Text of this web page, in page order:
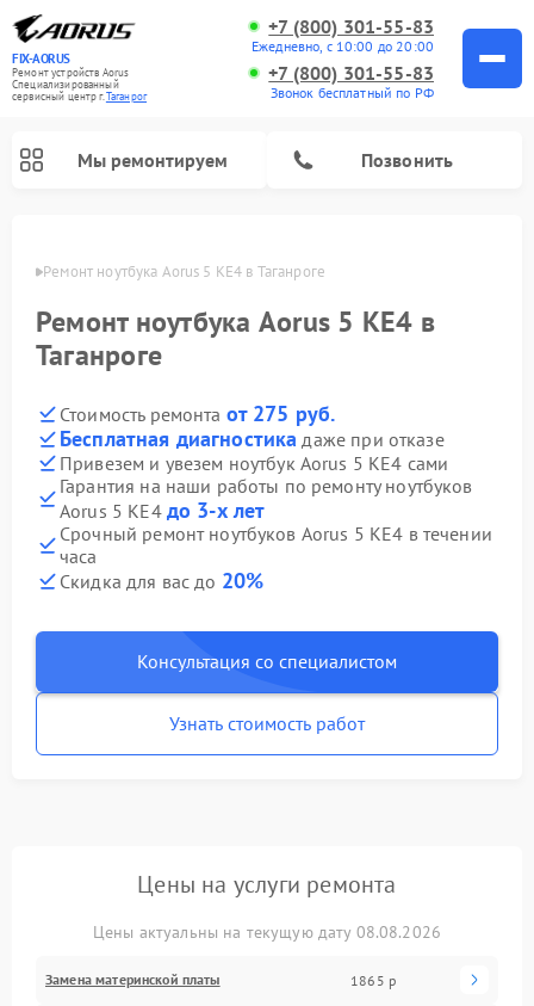
FIX-AORUS
Ремонт устройств Aorus
Специализированный
cервисный центр г.Таганрог
+7 (800) 301-55-83
Ежедневно, с 10:00 до 20:00
+7 (800) 301-55-83
Звонок бесплатный по РФ
Мы ремонтируем Позвонить
Ремонт ноутбука Aorus 5 KE4 в Таганроге
Ремонт ноутбука Aorus 5 KE4 в
Таганроге
Стоимость ремонта от 275 руб.
Бесплатная диагностика даже при отказе
Привезем и увезем ноутбук Aorus 5 KE4 сами
Гарантия на наши работы по ремонту ноутбуков
Aorus 5 KE4 до 3-х лет
Срочный ремонт ноутбуков Aorus 5 KE4 в течении
часа
Скидка для вас до 20%
Консультация со специалистом
Узнать стоимость работ
Цены на услуги ремонта
Цены актуальны на текущую дату 08.08.2026
Замена материнской платы 1865 р